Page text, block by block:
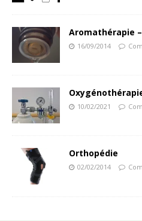
Aromathérapie
16/09/2014
10/02/2021
Orthopédie
02/02/2014